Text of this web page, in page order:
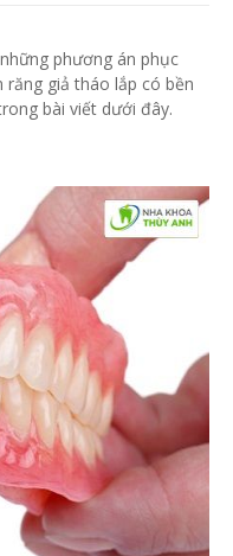
phương án phục
răng giả tháo lắp có bền
bài viết dưới đây.